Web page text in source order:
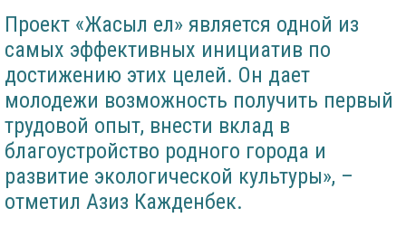
Проект «Жасыл ел» является одной из
самых эффективных инициатив по
достижению этих целей. Он дает
молодежи возможность получить первый
трудовой опыт, внести вклад в
благоустройство родного города и
развитие экологической культуры», –
отметил Азиз Кажденбек.